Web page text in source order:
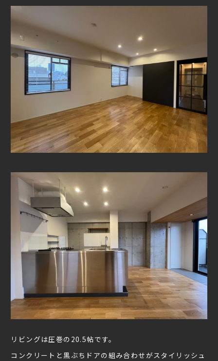
リビングは圧巻の20.5帖です。
コンクリートと黒ぶちドアの組み合わせがスタイリッシュ